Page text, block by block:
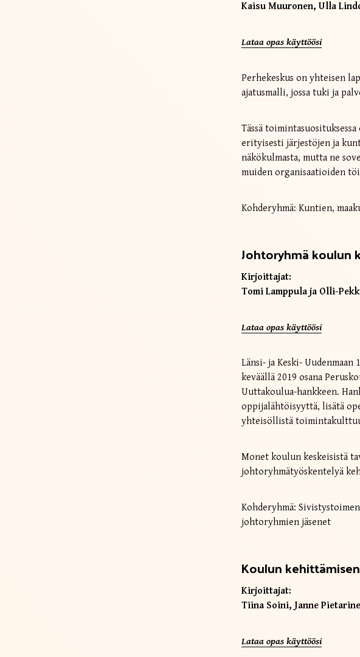
Kaisu Muuronen, Ulla
Lataa opas käyttöösi
Perhekeskus on yhteisen
ajatusmalli, jossa tuki ja
Tässä
erityisesti järjestöjen ja
näkökulmasta, mutta ne
muiden organisaatioiden
Kohderyhmä: Kuntien,
Johtoryhmä koulun
Kirjoittajat:
Tomi Lamppula ja Olli-
Lataa opas käyttöösi
Länsi- ja Keski-
keväällä 2019 osana
Uuttakoulua-hankkeen.
oppijalähtöisyyttä, lisätä
yhteisöllistä
Monet koulun keskeisistä
johtoryhmätyöskentelyä
Kohderyhmä:
johtoryhmien jäsenet
Koulun
Kirjoittajat:
Tiina Soini, Janne
Lataa opas käyttöösi